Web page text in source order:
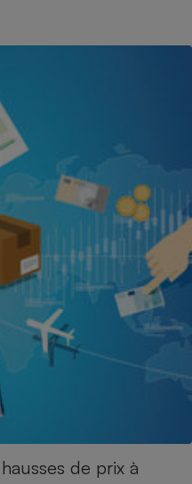
de prix à